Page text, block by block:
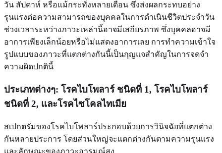
วัน สัปดาห์ หรือแม้กระทั่งหลายเดือน ซึ่งส่งผลกระทบอย่าง
รุนแรงต่อความสามารถของบุคคลในการดำเนินชีวิตประจำวัน
ช่วงเวลาระหว่างภาวะเหล่านี้อาจมีเสถียรภาพ ซึ่งบุคคลอาจมี
อาการเพียงเล็กน้อยหรือไม่แสดงอาการเลย การทำความเข้าใจ
รูปแบบของภาวะที่แตกต่างกันนี้เป็นกุญแจสำคัญในการจดจำ
ความผิดปกตินี้
ประเภทต่างๆ: โรคไบโพลาร์ ชนิดที่ 1, โรคไบโพลาร์
ชนิดที่ 2, และโรคไซโคลไทเมีย
สเปกตรัมของโรคไบโพลาร์ประกอบด้วยการวินิจฉัยที่แตกต่าง
กันหลายประการ โดยส่วนใหญ่จะแตกต่างกันตามความรุนแรง
และลักษณะของภาวะอารมณ์สูง